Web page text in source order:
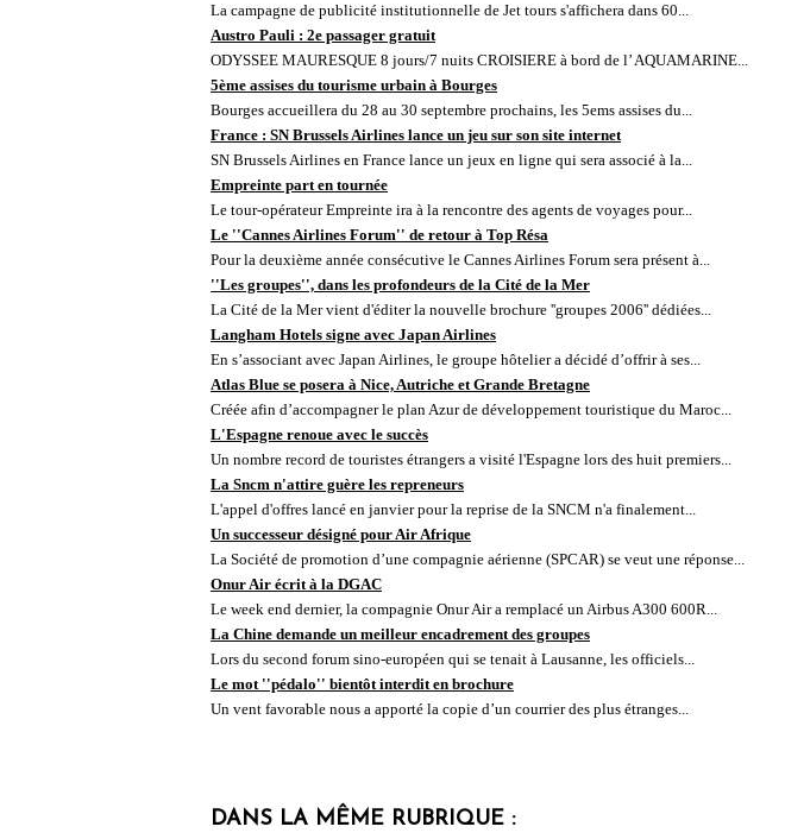
La campagne de publicité institutionnelle de Jet tours s'affichera dans 60...
Austro Pauli : 2e passager gratuit
ODYSSEE MAURESQUE 8 jours/7 nuits CROISIERE à bord de l’ AQUAMARINE...
5ème assises du tourisme urbain à Bourges
Bourges accueillera du 28 au 30 septembre prochains, les 5ems assises du...
France : SN Brussels Airlines lance un jeu sur son site internet
SN Brussels Airlines en France lance un jeux en ligne qui sera associé à la...
Empreinte part en tournée
Le tour-opérateur Empreinte ira à la rencontre des agents de voyages pour...
Le ''Cannes Airlines Forum'' de retour à Top Résa
Pour la deuxième année consécutive le Cannes Airlines Forum sera présent à...
''Les groupes'', dans les profondeurs de la Cité de la Mer
La Cité de la Mer vient d'éditer la nouvelle brochure ''groupes 2006'' dédiées...
Langham Hotels signe avec Japan Airlines
En s’associant avec Japan Airlines, le groupe hôtelier a décidé d’offrir à ses...
Atlas Blue se posera à Nice, Autriche et Grande Bretagne
Créée afin d’accompagner le plan Azur de développement touristique du Maroc...
L'Espagne renoue avec le succès
Un nombre record de touristes étrangers a visité l'Espagne lors des huit premiers...
La Sncm n'attire guère les repreneurs
L'appel d'offres lancé en janvier pour la reprise de la SNCM n'a finalement...
Un successeur désigné pour Air Afrique
La Société de promotion d’une compagnie aérienne (SPCAR) se veut une réponse...
Onur Air écrit à la DGAC
Le week end dernier, la compagnie Onur Air a remplacé un Airbus A300 600R...
La Chine demande un meilleur encadrement des groupes
Lors du second forum sino-européen qui se tenait à Lausanne, les officiels...
Le mot ''pédalo'' bientôt interdit en brochure
Un vent favorable nous a apporté la copie d’un courrier des plus étranges...
DANS LA MÊME RUBRIQUE :